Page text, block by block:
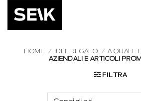
HOME / IDEE REGALO / A QUALE
AZIENDALI E ARTICOLI
FILTRA